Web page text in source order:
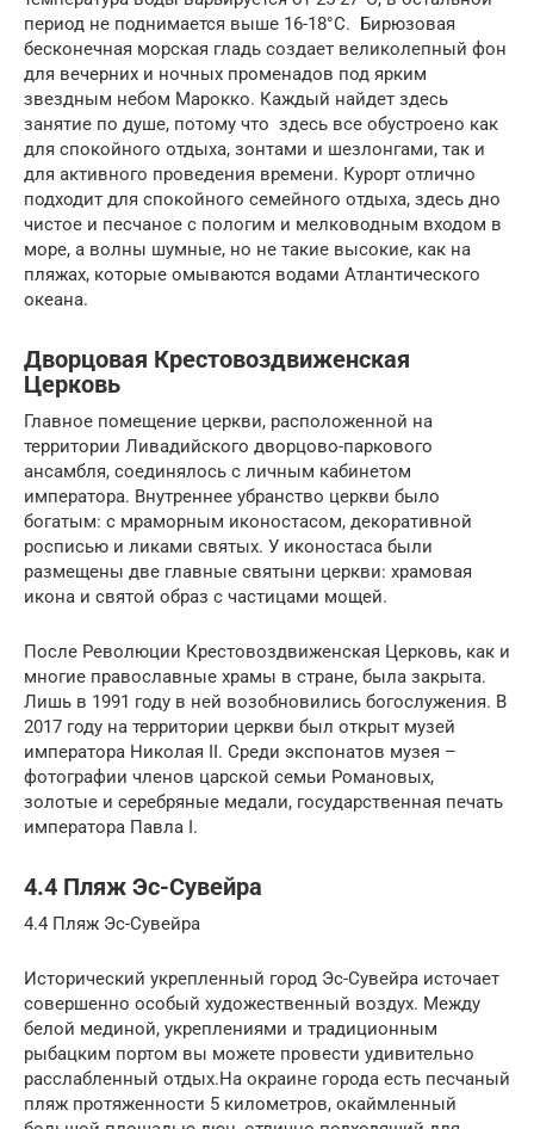
период не поднимается выше 16-18°С. Бирюзовая
бесконечная морская гладь создает великолепный фон
для вечерних и ночных променадов под ярким
звездным небом Марокко. Каждый найдет здесь
занятие по душе, потому что здесь все обустроено как
для спокойного отдыха, зонтами и шезлонгами, так и
для активного проведения времени. Курорт отлично
подходит для спокойного семейного отдыха, здесь дно
чистое и песчаное с пологим и мелководным входом в
море, а волны шумные, но не такие высокие, как на
пляжах, которые омываются водами Атлантического
океана.
Дворцовая Крестовоздвиженская
Церковь
Главное помещение церкви, расположенной на
территории Ливадийского дворцово-паркового
ансамбля, соединялось с личным кабинетом
императора. Внутреннее убранство церкви было
богатым: с мраморным иконостасом, декоративной
росписью и ликами святых. У иконостаса были
размещены две главные святыни церкви: храмовая
икона и святой образ с частицами мощей.
После Революции Крестовоздвиженская Церковь, как и
многие православные храмы в стране, была закрыта.
Лишь в 1991 году в ней возобновились богослужения. В
2017 году на территории церкви был открыт музей
императора Николая II. Среди экспонатов музея –
фотографии членов царской семьи Романовых,
золотые и серебряные медали, государственная печать
императора Павла I.
4.4 Пляж Эс-Сувейра
4.4 Пляж Эс-Сувейра
Исторический укрепленный город Эс-Сувейра источает
совершенно особый художественный воздух. Между
белой мединой, укреплениями и традиционным
рыбацким портом вы можете провести удивительно
расслабленный отдых.На окраине города есть песчаный
пляж протяженности 5 километров, окаймленный